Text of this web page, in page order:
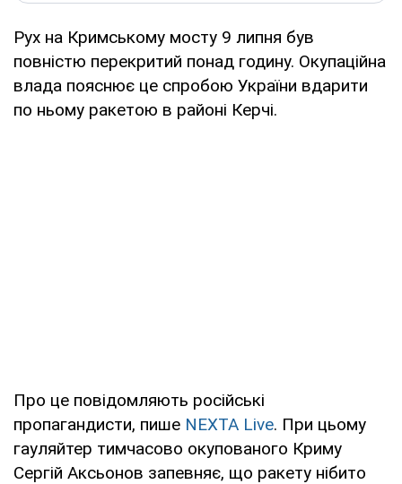
Рух на Кримському мосту 9 липня був
повністю перекритий понад годину. Окупаційна
влада пояснює це спробою України вдарити
по ньому ракетою в районі Керчі.
Про це повідомляють російські
пропагандисти, пише NEXTA Live. При цьому
гауляйтер тимчасово окупованого Криму
Сергій Аксьонов запевняє, що ракету нібито